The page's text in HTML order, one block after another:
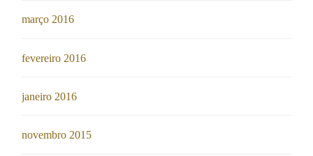
março 2016
fevereiro 2016
janeiro 2016
novembro 2015